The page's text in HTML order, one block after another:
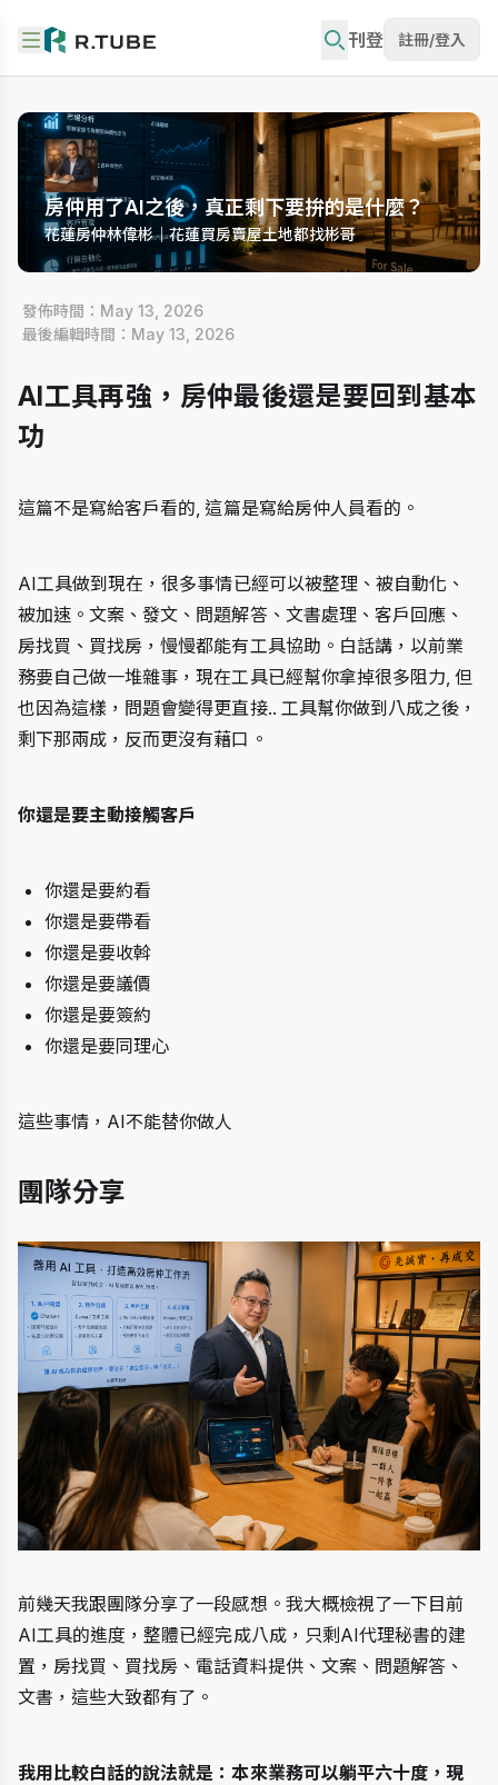
刊登 註冊/登入
房仲用了AI之後，真正剩下要拚的是什麼？
花蓮房仲林偉彬｜花蓮買房賣屋土地都找彬哥
發佈時間：May 13, 2026
最後編輯時間：May 13, 2026
AI工具再強，房仲最後還是要回到基本
功
這篇不是寫給客戶看的, 這篇是寫給房仲人員看的。
AI工具做到現在，很多事情已經可以被整理、被自動化、
被加速。文案、發文、問題解答、文書處理、客戶回應、
房找買、買找房，慢慢都能有工具協助。白話講，以前業
務要自己做一堆雜事，現在工具已經幫你拿掉很多阻力, 但
也因為這樣，問題會變得更直接.. 工具幫你做到八成之後，
剩下那兩成，反而更沒有藉口。
你還是要主動接觸客戶
你還是要約看
你還是要帶看
你還是要收斡
你還是要議價
你還是要簽約
你還是要同理心
這些事情，AI不能替你做人
團隊分享
前幾天我跟團隊分享了一段感想。我大概檢視了一下目前
AI工具的進度，整體已經完成八成，只剩AI代理秘書的建
置，房找買、買找房、電話資料提供、文案、問題解答、
文書，這些大致都有了。
我用比較白話的說法就是：本來業務可以躺平六十度，現